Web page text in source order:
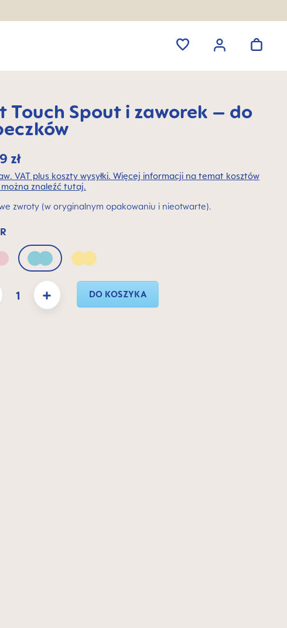
Touch Spout i zaworek – do
zł
VAT plus koszty wysyłki. Więcej informacji na temat kosztów
można znaleźć tutaj.
zwroty (w oryginalnym opakowaniu i nieotwarte).
Sage Sunlight
Wprowadź żądaną ilość lub użyj przycisków, aby zwiększyć lub zmniejszyć ilość.
DO KOSZYKA